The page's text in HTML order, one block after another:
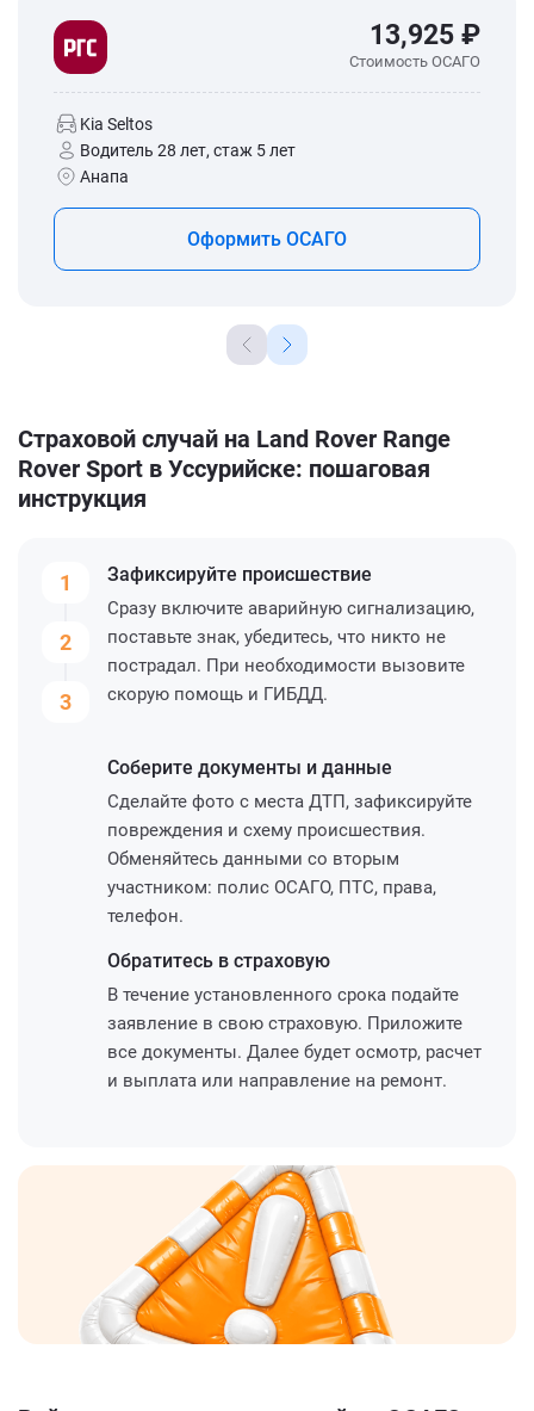
13,925 ₽
Стоимость ОСАГО
Kia Seltos
Водитель 28 лет, стаж 5 лет
Анапа
Оформить ОСАГО
Страховой случай на Land Rover Range
Rover Sport в Уссурийске: пошаговая
инструкция
1
2
3
Зафиксируйте происшествие
Сразу включите аварийную сигнализацию,
поставьте знак, убедитесь, что никто не
пострадал. При необходимости вызовите
скорую помощь и ГИБДД.
Соберите документы и данные
Сделайте фото с места ДТП, зафиксируйте
повреждения и схему происшествия.
Обменяйтесь данными со вторым
участником: полис ОСАГО, ПТС, права,
телефон.
Обратитесь в страховую
В течение установленного срока подайте
заявление в свою страховую. Приложите
все документы. Далее будет осмотр, расчет
и выплата или направление на ремонт.